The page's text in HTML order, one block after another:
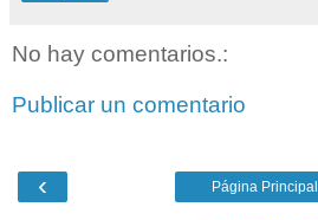
No hay comentarios.:
Publicar un comentario
‹ Página Principal